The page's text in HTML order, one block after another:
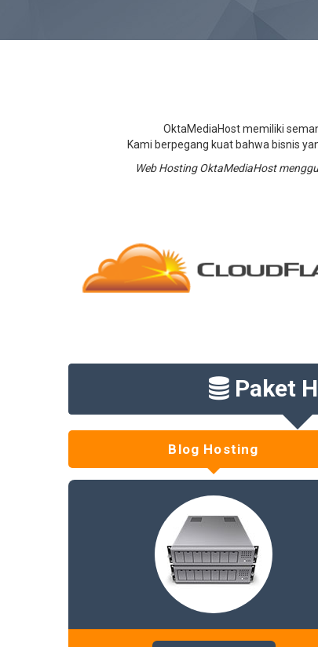
OktaMediaHost memiliki
Kami berpegang kuat bahwa bisnis
Web Hosting OktaMediaHost
Paket
Blog Hosting